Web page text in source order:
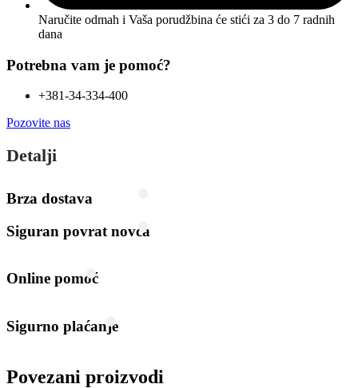
Naručite odmah i Vaša porudžbina će stići za 3 do 7 radnih
dana
Potrebna vam je pomoć?
+381-34-334-400
Pozovite nas
Detalji
Brza dostava
Siguran povrat novca
Online pomoć
Sigurno plaćanje
Povezani proizvodi